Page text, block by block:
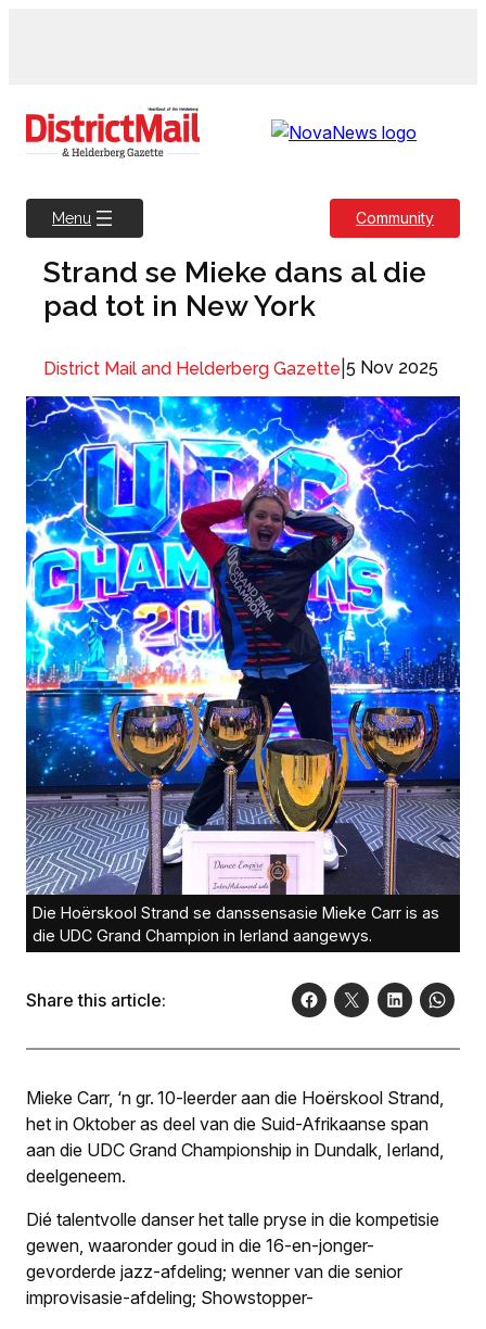
Menu Community
Strand se Mieke dans al die
pad tot in New York
District Mail and Helderberg Gazette 5 Nov 2025
Die Hoërskool Strand se danssensasie Mieke Carr is as
die UDC Grand Champion in Ierland aangewys.
Share this article:
Mieke Carr, ‘n gr. 10-leerder aan die Hoërskool Strand,
het in Oktober as deel van die Suid-Afrikaanse span
aan die UDC Grand Championship in Dundalk, Ierland,
deelgeneem.
Dié talentvolle danser het talle pryse in die kompetisie
gewen, waaronder goud in die 16-en-jonger-
gevorderde jazz-afdeling; wenner van die senior
improvisasie-afdeling; Showstopper-